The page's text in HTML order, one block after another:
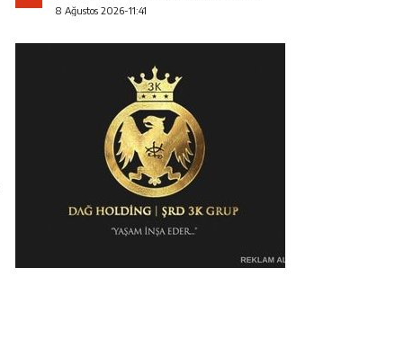
8 Ağustos 2026-11:41